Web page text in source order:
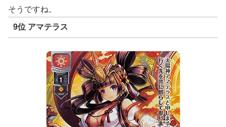
そうですね。
9位 アマテラス